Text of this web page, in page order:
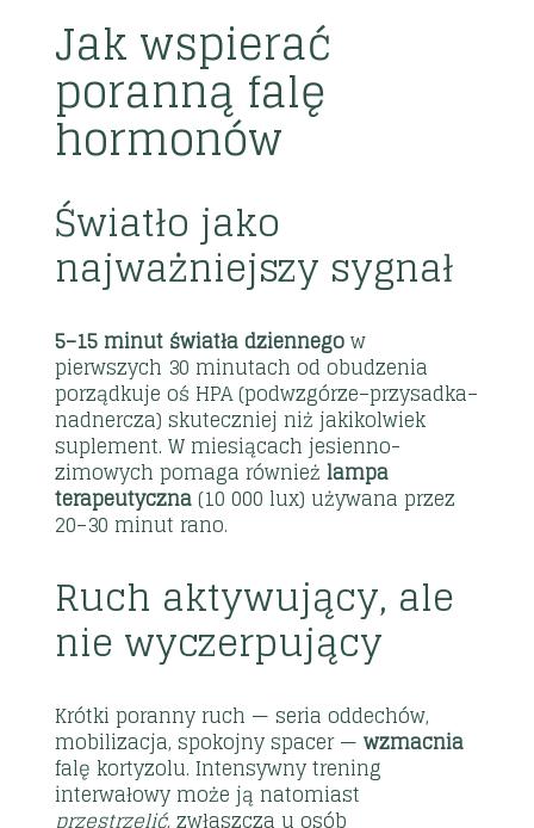
Jak wspierać
poranną falę
hormonów
Światło jako
najważniejszy sygnał
5–15 minut światła dziennegow
pierwszych 30 minutach od obudzenia
porządkuje oś HPA (podwzgórze–przysadka–
nadnercza) skuteczniej niż jakikolwiek
suplement. W miesiącach jesienno-
zimowych pomaga równieżlampa
terapeutyczna(10 000 lux) używana przez
20–30 minut rano.
Ruch aktywujący, ale
nie wyczerpujący
Krótki poranny ruch — seria oddechów,
mobilizacja, spokojny spacer —wzmacnia
falę kortyzolu. Intensywny trening
interwałowy może ją natomiast
przestrzelić, zwłaszcza u osób